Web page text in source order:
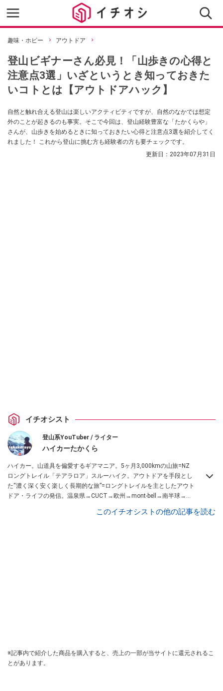
趣味・ホビー アウトドア
登山ビギナーさん必見！「山歩きの心得と
注意点3選」いざというとき知っておきた
いコトとは【アウトドアハック】
自然と触れ合える登山は楽しいアクティビティですが、自然のなかでは想定
外のことが起きるのも事実。そこで今回は、登山経験豊富な「たかくらや」
さんが、山歩きを始めるときに知っておきたい心得と注意点3選を紹介してく
れました！ これから登山に挑む方も経験者の方も要チェックです。
更新日： 2023年07月31日
イチオシスト
登山系YouTuber / ライター
ハイカーたかくら
ハイカー。山道具を偏愛するギアマニア。5ヶ月3,000kmの山旅=NZ
ロングトレイル「テアラロア」スルーハイク。アウトドアを手段とし
た“濃く深く安く楽しく長期的な旅”=ロングトレイルを主としたアウト
ドア・ライフの発信。温泉県→CUCT→欧州→mont-bell→南半球→大
このイチオシストの他の記事を読む
※記事内で紹介した商品を購入すると、売上の一部が当サイトに還元されるこ
とがあります。